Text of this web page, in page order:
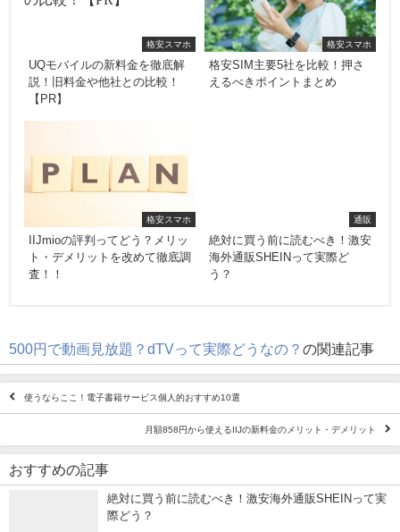
格安スマホ
UQモバイルの新料金を徹底解
説！旧料金や他社との比較！
【PR】
格安スマホ
格安SIM主要5社を比較！押さ
えるべきポイントまとめ
格安スマホ
IIJmioの評判ってどう？メリッ
ト・デメリットを改めて徹底調
査！！
通販
絶対に買う前に読むべき！激安
海外通販SHEINって実際ど
う？
500円で動画見放題？dTVって実際どうなの？ の関連記事
使うならここ！電子書籍サービス個人的おすすめ10選
月額858円から使えるIIJの新料金のメリット・デメリット
おすすめの記事
絶対に買う前に読むべき！激安海外通販SHEINって実
際どう？